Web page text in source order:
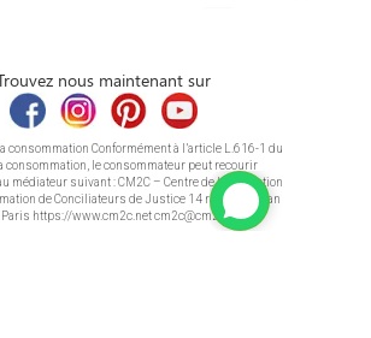
nous maintenant sur
consommation Conformément à l’article L.616-1 du
consommation, le consommateur peut recourir
médiateur suivant : CM2C – Centre de la Médiation
de Conciliateurs de Justice 14 rue Saint Jean
https://www.cm2c.net cm2c@cm2c.net